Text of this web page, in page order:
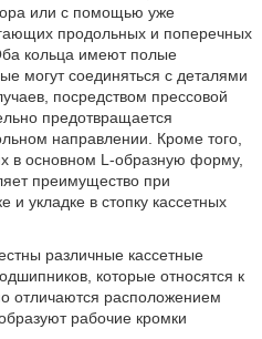
или с помощью уже
продольных и поперечных
кольца имеют полые
могут соединяться с деталями
посредством прессовой
предотвращается
направлении. Кроме того,
в основном L-образную форму,
преимущество при
и укладке в стопку кассетных
различные кассетные
которые относятся к
отличаются расположением
рабочие кромки